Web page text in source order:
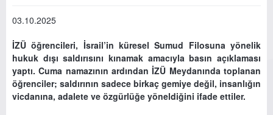
03.10.2025
İZÜ öğrencileri, İsrail’in küresel Sumud Filosuna yönelik
hukuk dışı saldırısını kınamak amacıyla basın açıklaması
yaptı. Cuma namazının ardından İZÜ Meydanında toplanan
öğrenciler; saldırının sadece birkaç gemiye değil, insanlığın
vicdanına, adalete ve özgürlüğe yöneldiğini ifade ettiler.